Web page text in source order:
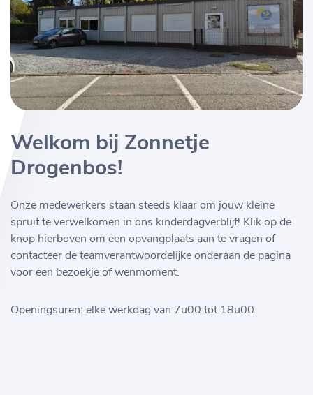
Welkom bij Zonnetje
Drogenbos!
Onze medewerkers staan steeds klaar om jouw kleine
spruit te verwelkomen in ons kinderdagverblijf! Klik op de
knop hierboven om een opvangplaats aan te vragen of
contacteer de teamverantwoordelijke onderaan de pagina
voor een bezoekje of wenmoment.
Openingsuren: elke werkdag van 7u00 tot 18u00